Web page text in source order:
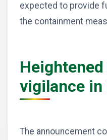
expected to provide
the containment
vigilance in
The announcement